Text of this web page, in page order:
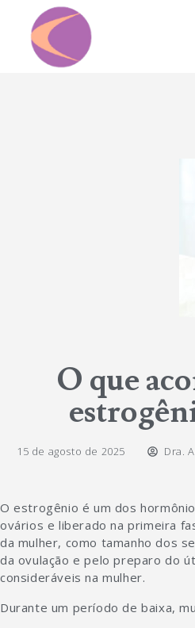
O que
15 de agosto de 2025 Dra.
O estrogênio é um dos
ovários e liberado na primeira
da mulher, como tamanho dos
da ovulação e pelo preparo do
consideráveis na mulher.
Durante um período de baixa,